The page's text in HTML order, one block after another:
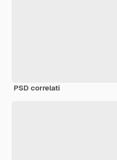
PSD correlati